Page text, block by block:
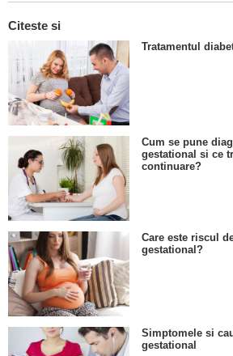
Citeste si
Tratamentul
Cum se pune
gestational si ce
continuare?
Care este riscul
gestational?
Simptomele si
gestational